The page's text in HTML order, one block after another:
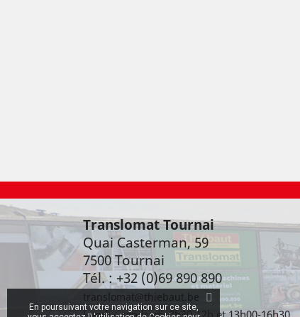
Translomat Tournai
Quai Casterman, 59
7500 Tournai
Tél. : +32 (0)69 890 890
translomat@thiebaut.be
Lundi - vendredi: 7h30-12h et 13h00-16h30
En poursuivant votre navigation sur ce site,